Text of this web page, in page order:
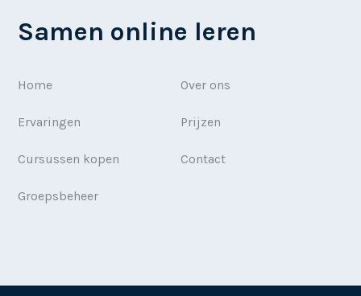
Samen online leren
Home Over ons
Ervaringen Prijzen
Cursussen kopen Contact
Groepsbeheer